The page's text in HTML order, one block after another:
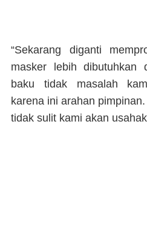
“Sekarang diganti
masker lebih dibutuhkan
baku tidak masalah
karena ini arahan
tidak sulit kami akan